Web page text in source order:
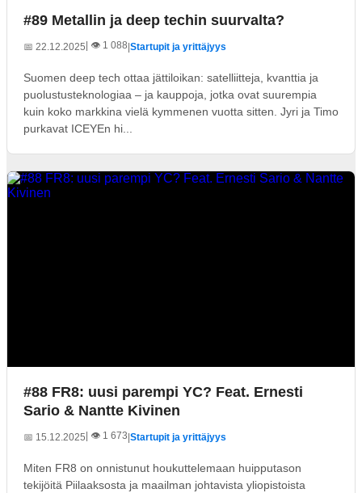
#89 Metallin ja deep techin suurvalta?
📅 22.12.2025 | 👁️ 1 088|Startupit ja yrittäjyys
Suomen deep tech ottaa jättiloikan: satelliitteja, kvanttia ja
puolustusteknologiaa – ja kauppoja, jotka ovat suurempia
kuin koko markkina vielä kymmenen vuotta sitten. Jyri ja Timo
purkavat ICEYEn hi...
#88 FR8: uusi parempi YC? Feat. Ernesti
Sario & Nantte Kivinen
📅 15.12.2025 | 👁️ 1 673|Startupit ja yrittäjyys
Miten FR8 on onnistunut houkuttelemaan huipputason
tekijöitä Piilaaksosta ja maailman johtavista yliopistoista